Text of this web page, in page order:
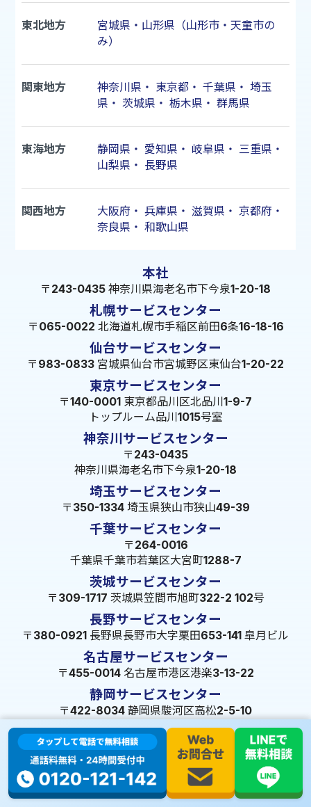
東北地方
宮城県・山形県（山形市・天童市の
み）
関東地方 神奈川県 ・ 東京都・ 千葉県 ・ 埼玉
県 ・ 茨城県 ・ 栃木県 ・ 群馬県
東海地方 静岡県 ・ 愛知県 ・ 岐阜県 ・ 三重県 ・
山梨県 ・ 長野県
関西地方 大阪府 ・ 兵庫県 ・ 滋賀県 ・ 京都府 ・
奈良県 ・ 和歌山県
本社
〒243-0435 神奈川県海老名市下今泉1-20-18
札幌サービスセンター
〒065-0022 北海道札幌市手稲区前田6条16-18-16
仙台サービスセンター
〒983-0833 宮城県仙台市宮城野区東仙台1-20-22
東京サービスセンター
〒140-0001 東京都品川区北品川1-9-7
トップルーム品川1015号室
神奈川サービスセンター
〒243-0435
神奈川県海老名市下今泉1-20-18
埼玉サービスセンター
〒350-1334 埼玉県狭山市狭山49-39
千葉サービスセンター
〒264-0016
千葉県千葉市若葉区大宮町1288-7
茨城サービスセンター
〒309-1717 茨城県笠間市旭町322-2 102号
長野サービスセンター
〒380-0921 長野県長野市大字栗田653-141 皐月ビル
名古屋サービスセンター
〒455-0014 名古屋市港区港楽3-13-22
静岡サービスセンター
〒422-8034 静岡県駿河区高松2-5-10
大阪サービスセンター
〒547-0001 大阪府大阪市平野区加美北5-13-8
広島サービスセンター
〒720-2410
広島県福山市加茂町八軒屋329